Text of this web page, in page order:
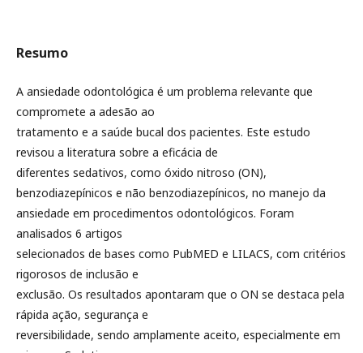
Resumo
A ansiedade odontológica é um problema relevante que
compromete a adesão ao
tratamento e a saúde bucal dos pacientes. Este estudo
revisou a literatura sobre a eficácia de
diferentes sedativos, como óxido nitroso (ON),
benzodiazepínicos e não benzodiazepínicos, no manejo da
ansiedade em procedimentos odontológicos. Foram
analisados 6 artigos
selecionados de bases como PubMED e LILACS, com critérios
rigorosos de inclusão e
exclusão. Os resultados apontaram que o ON se destaca pela
rápida ação, segurança e
reversibilidade, sendo amplamente aceito, especialmente em